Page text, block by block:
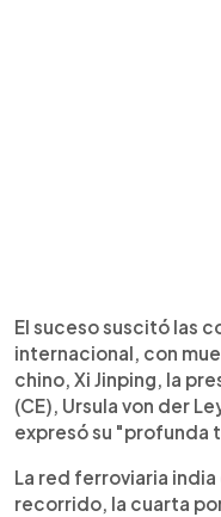
El suceso suscitó las
internacional, con
chino, Xi Jinping, la
(CE), Ursula von der
expresó su "profunda
La red ferroviaria
recorrido, la cuarta